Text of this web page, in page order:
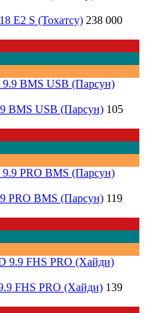
E2 S (Тохатсу) 238 000
BMS USB (Парсун) 105
PRO BMS (Парсун) 119
FHS PRO (Хайди) 139